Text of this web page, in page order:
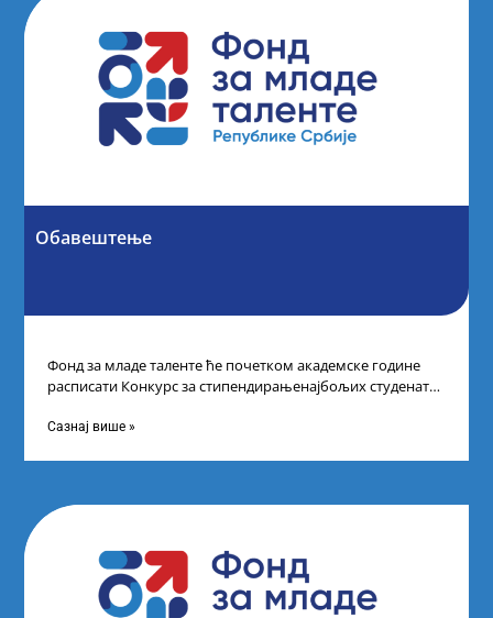
Обавештење
Фонд за младе таленте ће почетком академске године
расписати Конкурс за стипендирањенајбољих студената
Сазнај више »